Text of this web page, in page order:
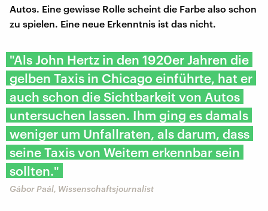
Autos. Eine gewisse Rolle scheint die Farbe also schon
zu spielen. Eine neue Erkenntnis ist das nicht.
"Als John Hertz in den 1920er Jahren die
gelben Taxis in Chicago einführte, hat er
auch schon die Sichtbarkeit von Autos
untersuchen lassen. Ihm ging es damals
weniger um Unfallraten, als darum, dass
seine Taxis von Weitem erkennbar sein
sollten."
Gábor Paál, Wissenschaftsjournalist